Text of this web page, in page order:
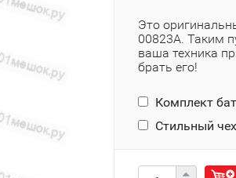
Это
00823A. Таким
ваша техника
брать его!
Комплект
Стильный